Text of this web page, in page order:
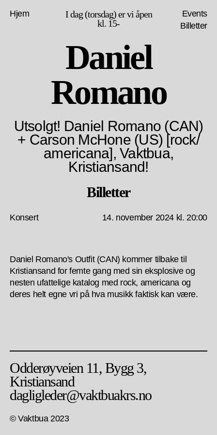
Hjem
I dag (torsdag) er vi åpen
kl. 15-
Events
Billetter
Daniel
Romano
Utsolgt! Daniel Romano (CAN)
+ Carson McHone (US) [rock/
americana], Vaktbua,
Kristiansand!
Billetter
Konsert 14. november 2024 kl. 20:00
Daniel Romano's Outfit (CAN) kommer tilbake til
Kristiansand for femte gang med sin eksplosive og
nesten ufattelige katalog med rock, americana og
deres helt egne vri på hva musikk faktisk kan være.
Odderøyveien 11, Bygg 3,
Kristiansand
dagligleder@vaktbuakrs.no
© Vaktbua 2023